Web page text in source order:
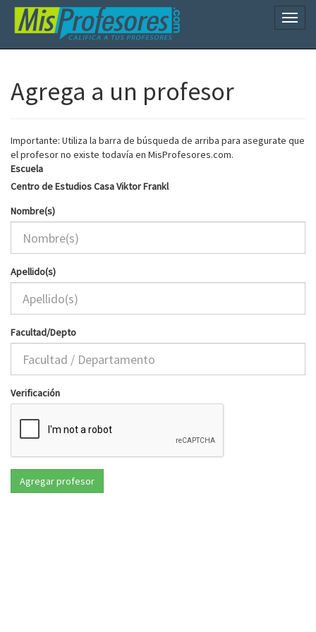
Agrega a un profesor
Importante: Utiliza la barra de búsqueda de arriba para asegurate que
el profesor no existe todavía en MisProfesores.com.
Escuela
Centro de Estudios Casa Viktor Frankl
Nombre(s)
Apellido(s)
Facultad/Depto
Verificación